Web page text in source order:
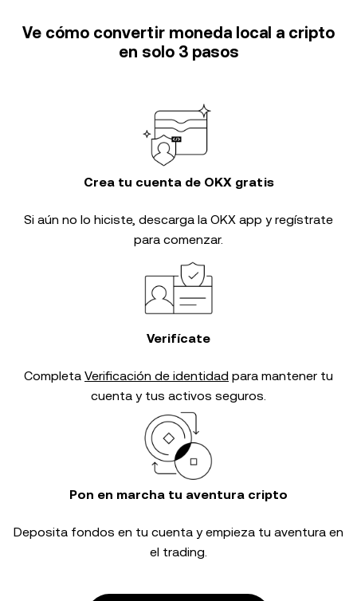
Ve cómo convertir moneda local a cripto
en solo 3 pasos
Crea tu cuenta de OKX gratis
Si aún no lo hiciste, descarga la OKX app y regístrate
para comenzar.
Verifícate
Completa Verificación de identidad para mantener tu
cuenta y tus activos seguros.
Pon en marcha tu aventura cripto
Deposita fondos en tu cuenta y empieza tu aventura en
el trading.